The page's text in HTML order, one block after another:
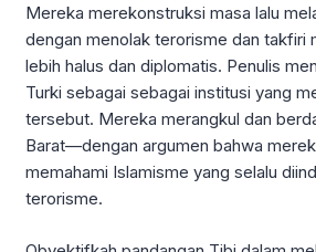
Mereka merekonstruksi masa lalu
dengan menolak terorisme dan takfiri
lebih halus dan diplomatis. Penulis
Turki sebagai sebagai institusi yang
tersebut. Mereka merangkul dan
Barat—dengan argumen bahwa
memahami Islamisme yang selalu
terorisme.